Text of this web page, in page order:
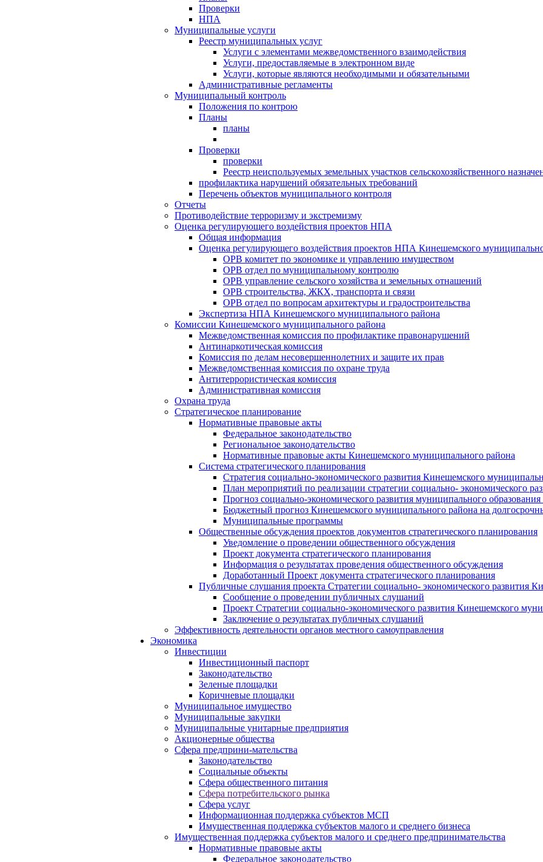
Проверки
НПА
Муниципальные услуги
Реестр муниципальных услуг
Услуги с элементами межведомственного взаимодействия
Услуги, предоставляемые в электронном виде
Услуги, которые являются необходимыми и обязательными
Административные регламенты
Муниципальный контроль
Положения по контрою
Планы
планы
Проверки
проверки
Реестр неиспользуемых земельных участков сельскохозяйственного
профилактика нарушений обязательных требований
Перечень объектов муниципального контроля
Отчеты
Противодействие терроризму и экстремизму
Оценка регулирующего воздействия проектов НПА
Общая информация
Оценка регулирующего воздействия проектов НПА Кинешемского
ОРВ комитет по экономике и управлению имуществом
ОРВ отдел по муниципальному контролю
ОРВ управление сельского хозяйства и земельных отнашений
ОРВ строительства, ЖКХ, транспорта и связи
ОРВ отдел по вопросам архитектуры и градостроительства
Экспертиза НПА Кинешемского муниципального района
Комиссии Кинешемского муниципального района
Межведомственная комиссия по профилактике правонарушений
Антинаркотическая комиссия
Комиссия по делам несовершеннолетних и защите их прав
Межведомственная комиссия по охране труда
Антитеррористическая комиссия
Административная комиссия
Охрана труда
Стратегическое планирование
Нормативные правовые акты
Федеральное законодательство
Региональное законодательство
Нормативные правовые акты Кинешемского муниципального района
Система стратегического планирования
Стратегия социально-экономического развития Кинешемского
План мероприятий по реализации стратегии социально- экономического
Прогноз социально-экономического развития муниципального
Бюджетный прогноз Кинешемского муниципального района на
Муниципальные программы
Общественные обсуждения проектов документов стратегического планирования
Уведомление о проведении общественного обсуждения
Проект документа стратегического планирования
Информация о результатах проведения общественного обсуждения
Доработанный Проект документа стратегического планирования
Публичные слушания проекта Стратегии социально- экономического развития
Сообщение о проведении публичных слушаний
Проект Стратегии социально-экономического развития Кинешемского
Заключение о результатах публичных слушаний
Эффективность деятельности органов местного самоуправления
Экономика
Инвестиции
Инвестиционный паспорт
Законодательство
Зеленые площадки
Коричневые площадки
Муниципальное имущество
Муниципальные закупки
Муниципальные унитарные предприятия
Акционерные общества
Сфера предприни-мательства
Законодательство
Социальные объекты
Сфера общественного питания
Сфера потребительского рынка
Сфера услуг
Информационная поддержка субъектов МСП
Имущественная поддержка субъектов малого и среднего бизнеса
Имущественная поддержка субъектов малого и среднего предпринимательства
Нормативные правовые акты
Федеральное законодательство